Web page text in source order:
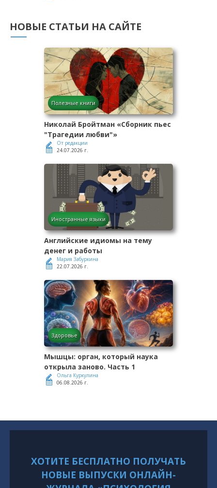
НОВЫЕ СТАТЬИ НА САЙТЕ
Полезные книги
Николай Бройтман «Сборник пьес
"Трагедии любви"»
От редакции
24.07.2026 г.
Иностранные языки
Английские идиомы на тему
денег и работы
Мария Забуркина
22.07.2026 г.
Здоровье
Мышцы: орган, который наука
открыла заново. Часть 1
Ольга Куркулина
06.08.2026 г.
ХОТИТЕ БЕСПЛАТНО ПОЛУЧАТЬ
НОВЫЕ ВЫПУСКИ ОНЛАЙН-